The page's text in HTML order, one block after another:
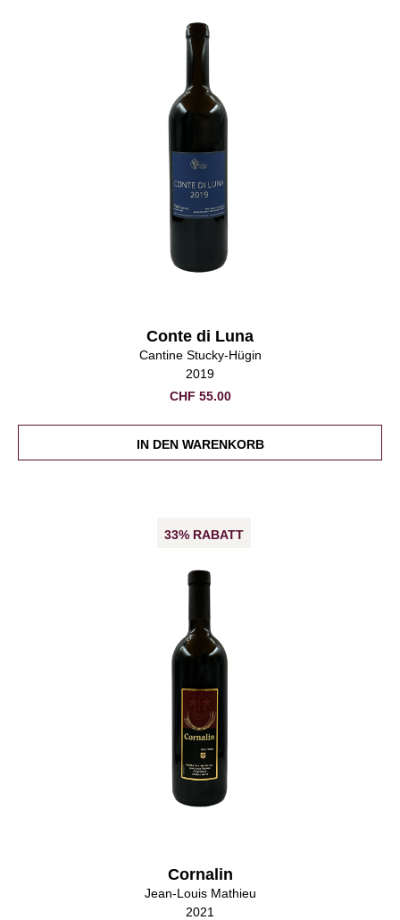
Conte di Luna
Cantine Stucky-Hügin
2019
CHF 55.00
IN DEN WARENKORB
33% RABATT
Cornalin
Jean-Louis Mathieu
2021